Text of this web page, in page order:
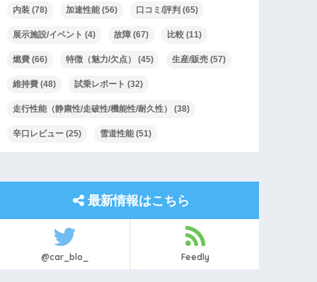
内装 (78) 加速性能 (56) 口コミ/評判 (65)
展示施設/イベント (4) 故障 (67) 比較 (11)
燃費 (66) 特徴（魅力/欠点） (45) 生産/販売 (57)
維持費 (48) 試乗レポート (32)
走行性能（静粛性/走破性/機能性/耐久性） (38)
辛口レビュー (25) 雪道性能 (51)
最新情報はこちら
@car_blo_ Feedly